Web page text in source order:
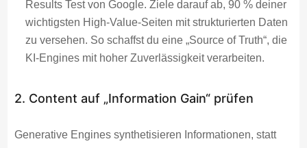
Results Test von Google. Ziele darauf ab, 90 % deiner
wichtigsten High-Value-Seiten mit strukturierten Daten
zu versehen. So schaffst du eine „Source of Truth“, die
KI-Engines mit hoher Zuverlässigkeit verarbeiten.
2. Content auf „Information Gain“ prüfen
Generative Engines synthetisieren Informationen, statt